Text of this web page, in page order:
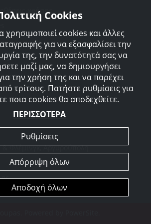
χρήσης
& Φλέμινγκ, Αργυρούπολη
Cookies
χρησιμοποιεί cookies και άλλες
για να εξασφαλίσει την
της, την δυνατότητά σας να
μαζί μας, να δημιουργήσει
την χρήση της και να παρέχει
τρίτους. Πατήστε ρυθμίσεις για
ποια cookies θα αποδεχθείτε.
ΠΕΡΙΣΣΟΤΕΡΑ
Ρυθμίσεις
Απόρριψη όλων
Αποδοχή όλων